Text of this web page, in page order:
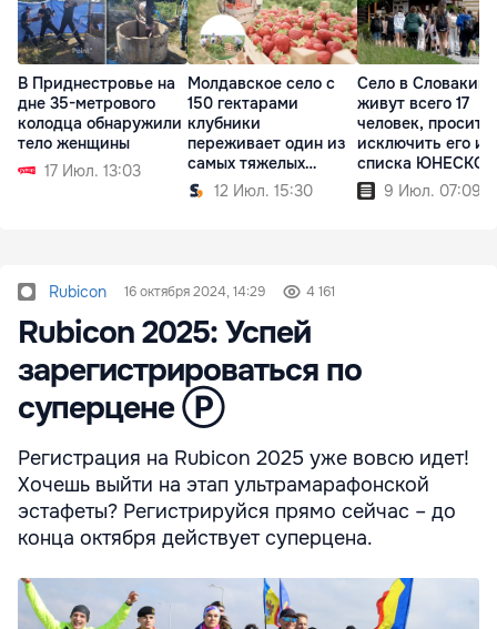
В Приднестровье на
дне 35-метрового
колодца обнаружили
тело женщины
17 Июл. 13:03
Молдавское село с
150 гектарами
клубники
переживает один из
самых тяжелых
сезонов
12 Июл. 15:30
Село в Словакии,
живут всего 17
человек, просит
исключить его из
списка ЮНЕСКО
9 Июл. 07:09
Rubicon 16 октября 2024, 14:29 4 161
Rubicon 2025: Успей
зарегистрироваться по
суперцене Ⓟ
Регистрация на Rubicon 2025 уже вовсю идет!
Хочешь выйти на этап ультрамарафонской
эстафеты? Регистрируйся прямо сейчас – до
конца октября действует суперцена.